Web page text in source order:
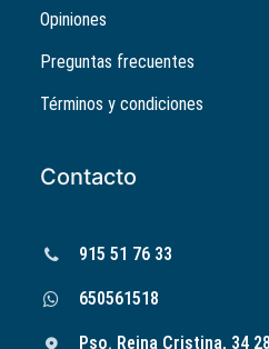
Opiniones
Preguntas frecuentes
Términos y condiciones
Contacto
915 51 76 33
650561518
Pso. Reina Cristina, 34